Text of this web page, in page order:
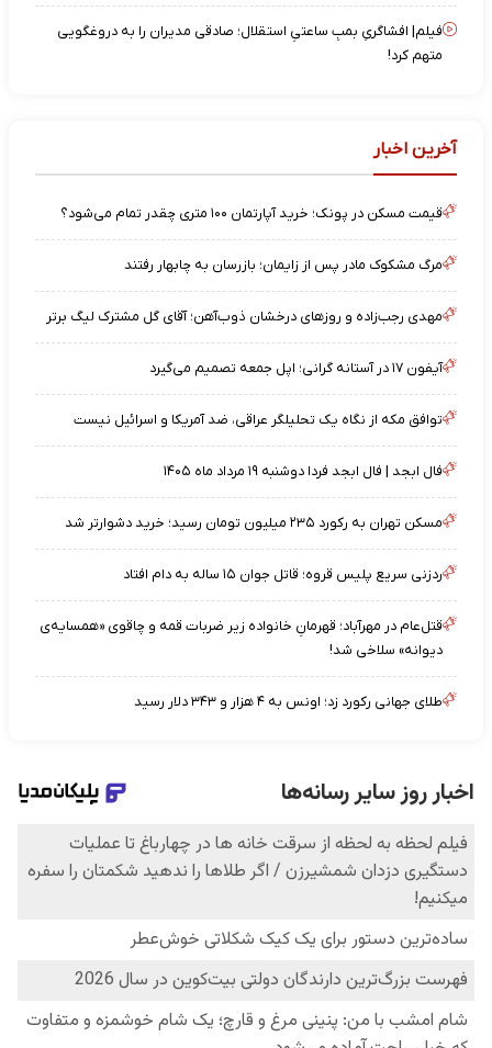
فیلم| افشاگریِ بمبِ ساعتیِ استقلال؛ صادقی مدیران را به دروغگویی
متهم کرد!
آخرین اخبار
قیمت مسکن در پونک؛ خرید آپارتمان ۱۰۰ متری چقدر تمام می‌شود؟
مرگ مشکوک مادر پس از زایمان؛ بازرسان به چابهار رفتند
مهدی رجب‌زاده و روزهای درخشان ذوب‌آهن؛ آقای گل مشترک لیگ برتر
آیفون ۱۷ در آستانه گرانی؛ اپل جمعه تصمیم می‌گیرد
توافق مکه از نگاه یک تحلیلگر عراقی، ضد آمریکا و اسرائیل نیست
فال ابجد | فال ابجد فردا دوشنبه ۱۹ مرداد ماه ۱۴۰۵
مسکن تهران به رکورد ۲۳۵ میلیون تومان رسید؛ خرید دشوارتر شد
ردزنی سریع پلیس قروه؛ قاتل جوان ۱۵ ساله به دام افتاد
قتل‌عام در مهرآباد؛ قهرمانِ خانواده زیر ضربات قمه و چاقوی «همسایه‌ی
دیوانه» سلاخی شد!
طلای جهانی رکورد زد؛ اونس به ۴ هزار و ۳۴۳ دلار رسید